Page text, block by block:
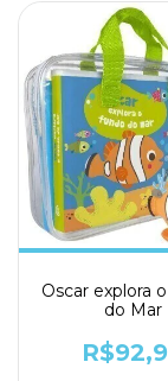
Oscar explora
do Mar